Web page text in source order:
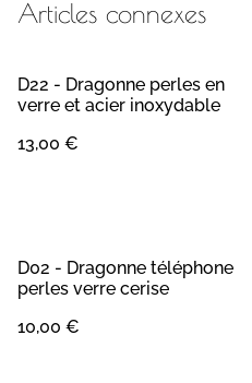
Articles connexes
D22 - Dragonne perles en
verre et acier inoxydable
13,00 €
D02 - Dragonne téléphone
perles verre cerise
10,00 €